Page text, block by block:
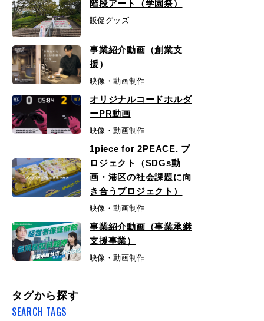
階段アート（学園祭）
販促グッズ
事業紹介動画（創業支
援）
映像・動画制作
オリジナルコードホルダ
ーPR動画
映像・動画制作
1piece for 2PEACE. プ
ロジェクト（SDGs動
画・港区の社会課題に向
き合うプロジェクト）
映像・動画制作
事業紹介動画（事業承継
支援事業）
映像・動画制作
タグから探す
SEARCH TAGS